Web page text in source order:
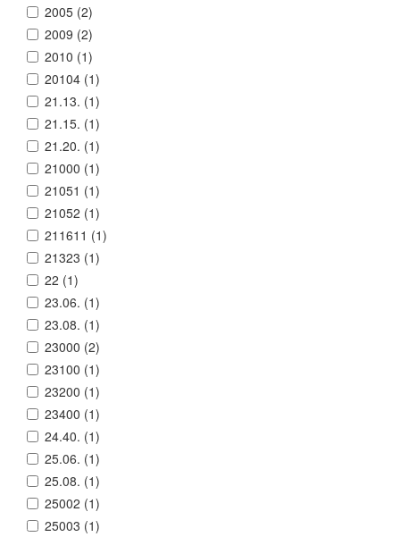
2005 (2)
2009 (2)
2010 (1)
20104 (1)
21.13. (1)
21.15. (1)
21.20. (1)
21000 (1)
21051 (1)
21052 (1)
211611 (1)
21323 (1)
22 (1)
23.06. (1)
23.08. (1)
23000 (2)
23100 (1)
23200 (1)
23400 (1)
24.40. (1)
25.06. (1)
25.08. (1)
25002 (1)
25003 (1)